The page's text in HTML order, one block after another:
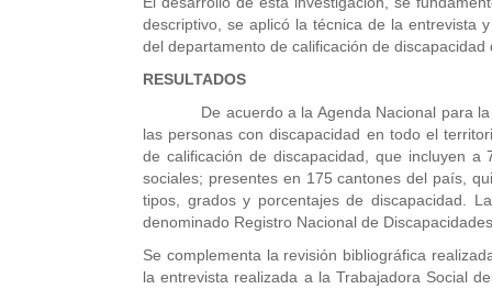
descriptivo, se aplicó la técnica de la entrevista
del departamento de calificación de
RESULTADOS
De acuerdo a la Agenda Nacional para la
las personas con discapacidad en todo el
de calificación de discapacidad, que incluyen a
sociales; presentes en 175 cantones del país,
tipos, grados y porcentajes de discapacidad.
denominado Registro Nacional de
Se complementa la revisión bibliográfica
la entrevista realizada a la Trabajadora Social